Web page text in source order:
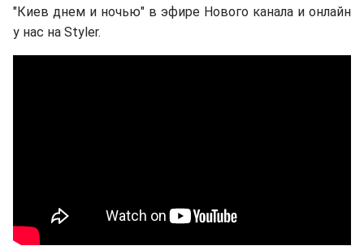
"Киев днем и ночью" в эфире Нового канала и онлайн
у нас на Styler.